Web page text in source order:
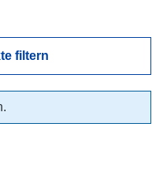
filtern